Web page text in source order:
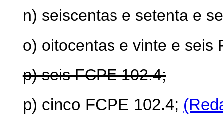
n) seiscentas e setenta e
o) oitocentas e vinte e seis
p) seis FCPE 102.4;
p) cinco FCPE 102.4;